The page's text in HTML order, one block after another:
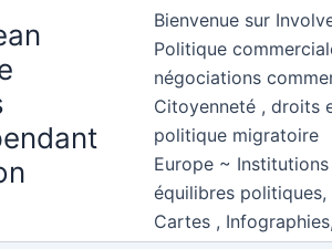
Bienvenue sur
Politique
négociations
Citoyenneté , droits
politique migratoire
Europe ~
équilibres
Cartes ,